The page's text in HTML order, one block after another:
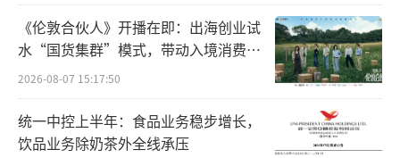
谷物（糙米、玉米），烘焙谷物香气浓郁犹如
现泡，口感如晴朗天空般纯粹清爽；“决明子
饮”甄选韩国本土决明子，具有清润不涩、清
上“0糖”“0脂肪”“0能量”的标签。
《伦敦合伙人》开播在即：出海创业试
水“国货集群”模式，带动入境消费反
向种草
2026-08-07 15:17:50
统一中控上半年：食品业务稳步增长，
饮品业务除奶茶外全线承压